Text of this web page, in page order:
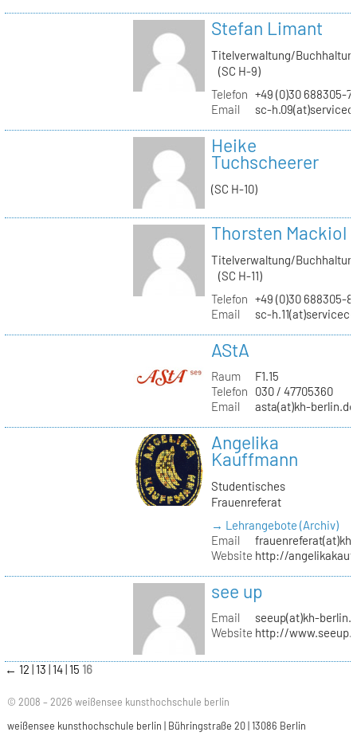
Stefan Limant
Titelverwaltung/
(SC H-9)
Telefon +49 (0)30 688305-
Email
sc-
Heike
Tuchscheerer
(SC H-10)
Thorsten Mackiol
Titelverwaltung/
(SC H-11)
Telefon +49 (0)30 688305-
Email
sc-
AStA
Raum
F1.15
Telefon
030 / 47705360
Email
asta(at)kh-berlin.de
Angelika
Kauffmann
Studentisches
Frauenreferat
→ Lehrangebote (Archiv)
Email
Website http://
see up
Email
seeup(at)kh-
Website http://
← 12 13 14 15 16
© 2008 – 2026 weißensee kunsthochschule berlin
weißensee kunsthochschule berlin | Bühringstraße 20 | 13086 Berlin